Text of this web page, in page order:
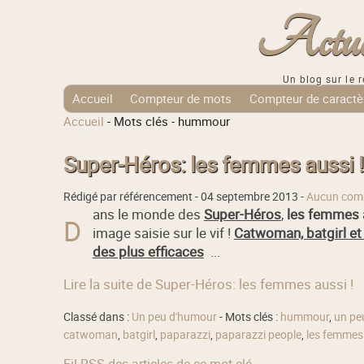
Un blog sur le
Accueil Compteur de mots Compteur de
Tags Cloud
Accueil - Mots clés - hummour
Super-Héros: les femmes aussi !
Rédigé par référencement -04 septembre 2013 -Aucun
D ans le monde des Super-Héros, les femmes
image saisie sur le vif ! Catwoman, batgirl
des plus efficaces...
Lire la suite de Super-Héros: les femmes aussi !
Classé dans : Un peu d'humour- Mots clés : hummour, un
catwoman, batgirl, paparazzi, paparazzi people, les